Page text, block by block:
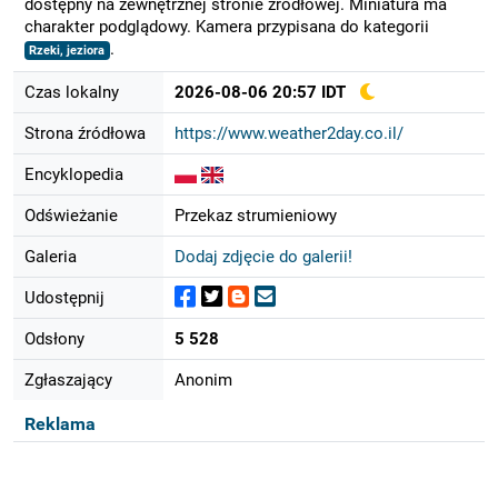
dostępny na zewnętrznej stronie źródłowej. Miniatura ma
charakter podglądowy. Kamera przypisana do kategorii
Rzeki, jeziora .
Czas lokalny 2026-08-06 20:57 IDT
Strona źródłowa https://www.weather2day.co.il/
Encyklopedia
Odświeżanie Przekaz strumieniowy
Galeria Dodaj zdjęcie do galerii!
Udostępnij
Odsłony 5 528
Zgłaszający Anonim
Reklama